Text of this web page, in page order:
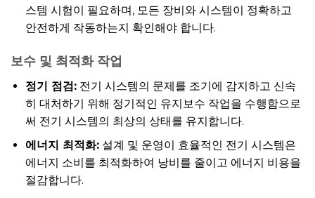
스템 시험이 필요하며, 모든 장비와 시스템이 정확하고
안전하게 작동하는지 확인해야 합니다.
보수 및 최적화 작업
정기 점검:전기 시스템의 문제를 조기에 감지하고 신속
히 대처하기 위해 정기적인 유지보수 작업을 수행함으로
써 전기 시스템의 최상의 상태를 유지합니다.
에너지 최적화:설계 및 운영이 효율적인 전기 시스템은
에너지 소비를 최적화하여 낭비를 줄이고 에너지 비용을
절감합니다.